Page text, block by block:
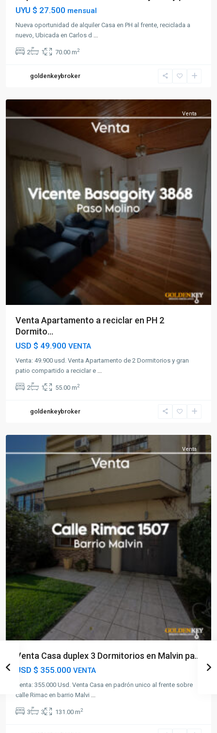
UYU $ 27.500 mensual
Nueva oportunidad de alquiler Casa en PH al frente, reciclada a
nuevo, Ubicada en Carlos d ...
2 1 70.00 m2
goldenkeybroker
Venta
Venta Apartamento a reciclar en PH 2
Dormito...
USD $ 49.900 VENTA
Venta: 49.900 usd. Venta Apartamento de 2 Dormitorios y gran
patio compartido a reciclar e ...
2 1 55.00 m2
goldenkeybroker
Venta
Venta Casa duplex 3 Dormitorios en Malvin pa...
USD $ 355.000 VENTA
Venta: 355.000 Usd. Venta Casa en padrón unico al frente sobre
calle Rimac en barrio Malvi ...
3 3 131.00 m2